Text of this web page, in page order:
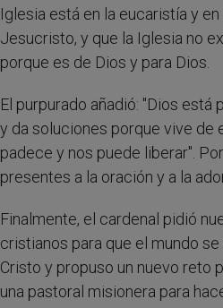
Iglesia está en la eucaristía y
Jesucristo, y que la Iglesia no
porque es de Dios y para Dios.
El purpurado añadió: "Dios
y da soluciones porque vive de
padece y nos puede liberar".
presentes a la oración y a la
Finalmente, el cardenal pidió
cristianos para que el mundo
Cristo y propuso un nuevo reto
una pastoral misionera para